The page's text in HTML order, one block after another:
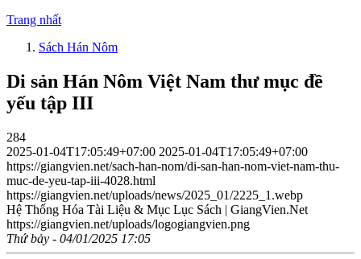
Trang nhất
Sách Hán Nôm
Di sản Hán Nôm Việt Nam thư mục đề
yếu tập III
284
2025-01-04T17:05:49+07:00 2025-01-04T17:05:49+07:00
https://giangvien.net/sach-han-nom/di-san-han-nom-viet-nam-thu-
muc-de-yeu-tap-iii-4028.html
https://giangvien.net/uploads/news/2025_01/2225_1.webp
Hệ Thống Hóa Tài Liệu & Mục Lục Sách | GiangVien.Net
https://giangvien.net/uploads/logogiangvien.png
Thứ bảy - 04/01/2025 17:05